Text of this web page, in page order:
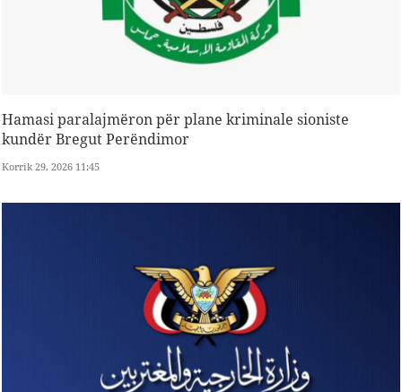
Hamasi paralajmëron për plane kriminale sioniste
kundër Bregut Perëndimor
Korrik 29, 2026 11:45